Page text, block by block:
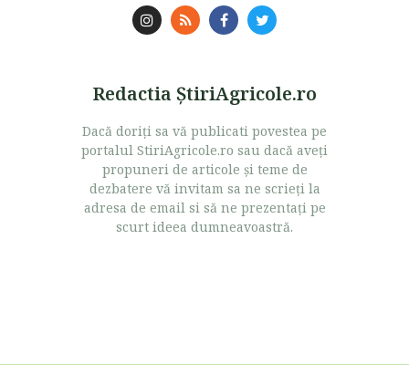
Redactia ŞtiriAgricole.ro
Dacă doriţi sa vă publicati povestea pe
portalul StiriAgricole.ro sau dacă aveţi
propuneri de articole şi teme de
dezbatere vă invitam sa ne scrieţi la
adresa de email si să ne prezentaţi pe
scurt ideea dumneavoastră.